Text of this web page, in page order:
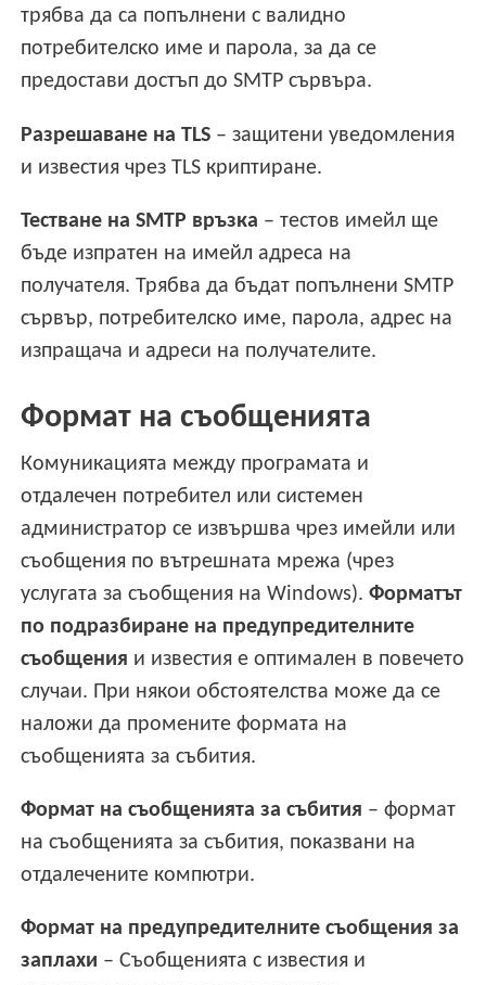
трябва да са попълнени с валидно
потребителско име и парола, за да се
предостави достъп до SMTP сървъра.
Разрешаване на TLS – защитени уведомления
и известия чрез TLS криптиране.
Тестване на SMTP връзка – тестов имейл ще
бъде изпратен на имейл адреса на
получателя. Трябва да бъдат попълнени SMTP
сървър, потребителско име, парола, адрес на
изпращача и адреси на получателите.
Формат на съобщенията
Комуникацията между програмата и
отдалечен потребител или системен
администратор се извършва чрез имейли или
съобщения по вътрешната мрежа (чрез
услугата за съобщения на Windows).Форматът
по подразбиране на предупредителните
съобщения и известия е оптимален в повечето
случаи. При някои обстоятелства може да се
наложи да промените формата на
съобщенията за събития.
Формат на съобщенията за събития – формат
на съобщенията за събития, показвани на
отдалечените компютри.
Формат на предупредителните съобщения за
заплахи – Съобщенията с известия и